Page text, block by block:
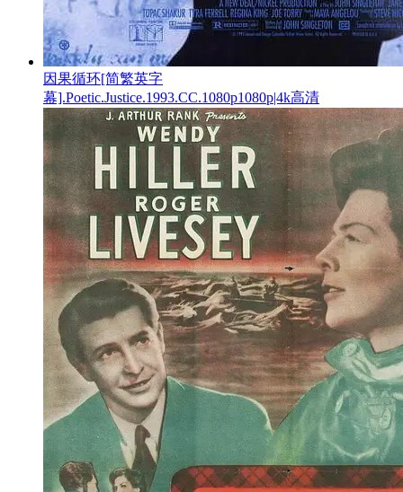
因果循环[简繁英字
幕].Poetic.Justice.1993.CC.1080p1080p|4k高清